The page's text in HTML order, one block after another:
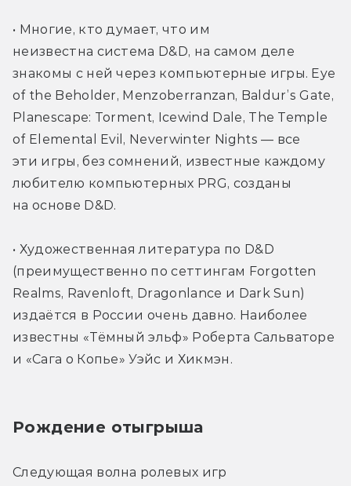
• Многие, кто думает, что им
неизвестна система D&D, на самом деле
знакомы с ней через компьютерные игры. Eye
of the Beholder, Menzoberranzan, Baldur’s Gate,
Planescape: Torment, Icewind Dale, The Temple
of Elemental Evil, Neverwinter Nights — все
эти игры, без сомнений, известные каждому
любителю компьютерных PRG, созданы
на основе D&D.
• Художественная литература по D&D
(преимущественно по сеттингам Forgotten
Realms, Ravenloft, Dragonlance и Dark Sun)
издаётся в России очень давно. Наиболее
известны «Тёмный эльф» Роберта Сальваторе
и «Сага о Копье» Уэйс и Хикмэн.
Рождение отыгрыша
Следующая волна ролевых игр